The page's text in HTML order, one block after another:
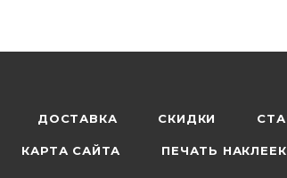
ДОСТАВКА СКИДКИ
КАРТА САЙТА ПЕЧАТЬ НАКЛЕЕК